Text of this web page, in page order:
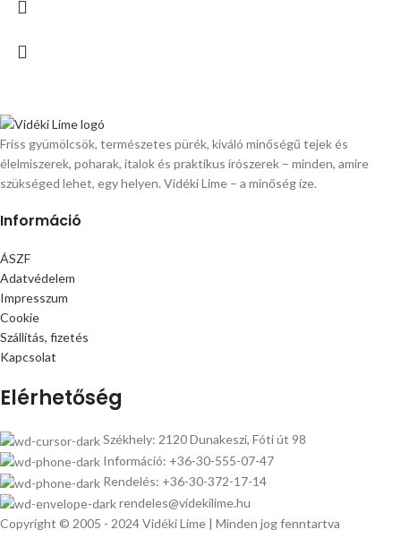
Friss gyümölcsök, természetes pürék, kiváló minőségű tejek és
élelmiszerek, poharak, italok és praktikus írószerek – minden, amire
szükséged lehet, egy helyen. Vidéki Lime – a minőség íze.
Információ
ÁSZF
Adatvédelem
Impresszum
Cookie
Szállítás, fizetés
Kapcsolat
Elérhetőség
Székhely: 2120 Dunakeszi, Fóti út 98
Információ: +36-30-555-07-47
Rendelés: +36-30-372-17-14
rendeles@videkilime.hu
Copyright © 2005 - 2024 Vidéki Lime | Minden jog fenntartva